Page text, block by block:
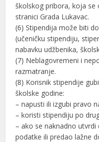
školskog pribora, koja
stranici Grada Lukavac.
(6) Stipendija može biti
(učeničku stipendiju,
nabavku udžbenika,
(7) Neblagovremeni i
razmatranje.
(8) Korisnik stipendije
školske godine:
– napusti ili izgubi pravo
– koristi stipendiju po
– ako se naknadno
podatke ili predao lažne